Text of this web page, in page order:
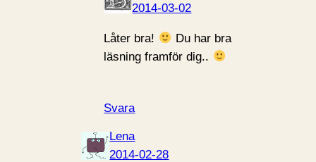
2014-03-02
Låter bra!
Du har bra
läsning framför dig..
Svara
Lena
2014-02-28